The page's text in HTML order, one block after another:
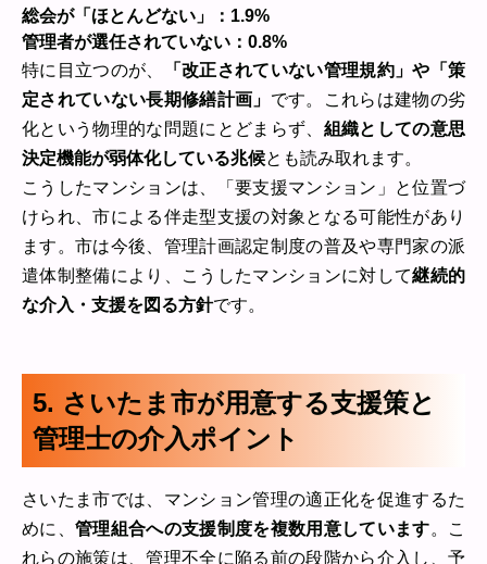
総会が「ほとんどない」：1.9%
管理者が選任されていない：0.8%
特に目立つのが、
「改正されていない管理規約」や「策
定されていない長期修繕計画」 です。これらは建物の劣
化という物理的な問題にとどまらず、 組織としての意思
決定機能が弱体化している兆候とも読み取れます。
こうしたマンションは、「要支援マンション」と位置づ
けられ、市による伴走型支援の対象となる可能性があり
ます。市は今後、管理計画認定制度の普及や専門家の派
遣体制整備により、こうしたマンションに対して継続的
な介入・支援を図る方針です。
5. さいたま市が用意する支援策と
管理士の介入ポイント
さいたま市では、マンション管理の適正化を促進するた
めに、 管理組合への支援制度を複数用意しています。こ
れらの施策は、管理不全に陥る前の段階から介入し、予